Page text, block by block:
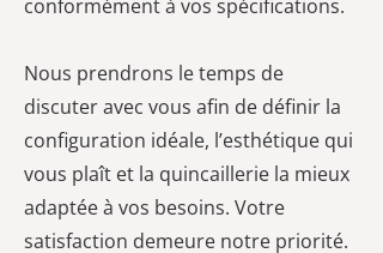
conformément à vos spécifications.
Nous prendrons le temps de
discuter avec vous afin de définir la
configuration idéale, l’esthétique qui
vous plaît et la quincaillerie la mieux
adaptée à vos besoins. Votre
satisfaction demeure notre priorité.